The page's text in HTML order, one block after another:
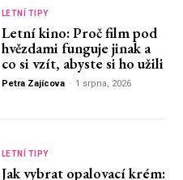
LETNÍ TIPY
Letní kino: Proč film pod
hvězdami funguje jinak a
co si vzít, abyste si ho užili
Petra Zajícova - 1 srpna, 2026
LETNÍ TIPY
Jak vybrat opalovací krém: